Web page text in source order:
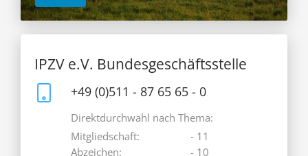
IPZV e.V. Bundesgeschäftsstelle
+49 (0)511 - 87 65 65 - 0
Direktdurchwahl nach Thema:
Mitgliedschaft:
Abzeichen:
- 11
- 10